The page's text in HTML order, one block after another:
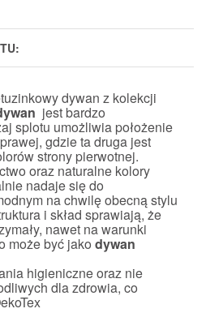
dywan z kolekcji
jest bardzo
splotu umożliwia położenie
gdzie ta druga jest
strony pierwotnej.
oraz naturalne kolory
nadaje się do
na chwilę obecną stylu
i skład sprawiają, że
nawet na warunki
może być jako dywan
higieniczne oraz nie
dla zdrowia, co
Tex